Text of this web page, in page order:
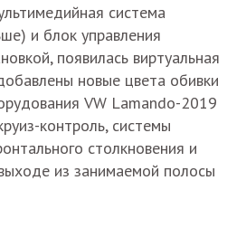
система
и блок управления
появилась виртуальная
новые цвета обивки
VW Lamando-2019
контроль, системы
столкновения и
из занимаемой полосы